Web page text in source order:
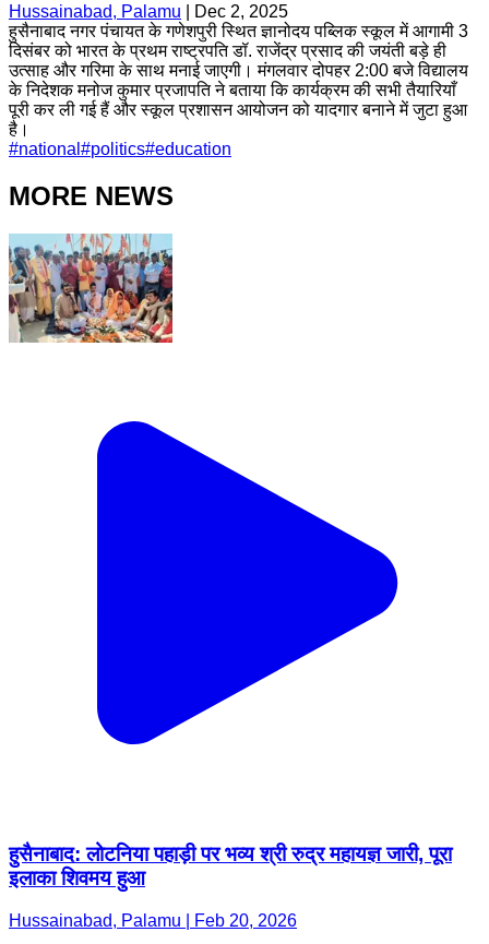
Hussainabad, Palamu
Dec 2, 2025
हुसैनाबाद नगर पंचायत के गणेशपुरी स्थित ज्ञानोदय पब्लिक स्कूल में आगामी 3
दिसंबर को भारत के प्रथम राष्ट्रपति डॉ. राजेंद्र प्रसाद की जयंती बड़े ही
उत्साह और गरिमा के साथ मनाई जाएगी। मंगलवार दोपहर 2:00 बजे विद्यालय
के निदेशक मनोज कुमार प्रजापति ने बताया कि कार्यक्रम की सभी तैयारियाँ
पूरी कर ली गई हैं और स्कूल प्रशासन आयोजन को यादगार बनाने में जुटा हुआ
है।
#national #politics#education
MORE NEWS
हुसैनाबाद: लोटनिया पहाड़ी पर भव्य श्री रुद्र महायज्ञ जारी, पूरा
इलाका शिवमय हुआ
Hussainabad, Palamu | Feb 20, 2026